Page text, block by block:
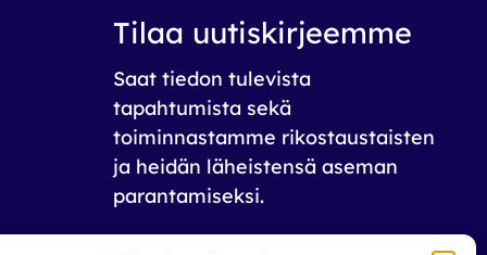
Tilaa uutiskirjeemme
Saat tiedon tulevista
tapahtumista sekä
toiminnastamme rikos­taustaisten
ja heidän läheistensä aseman
parantamiseksi.